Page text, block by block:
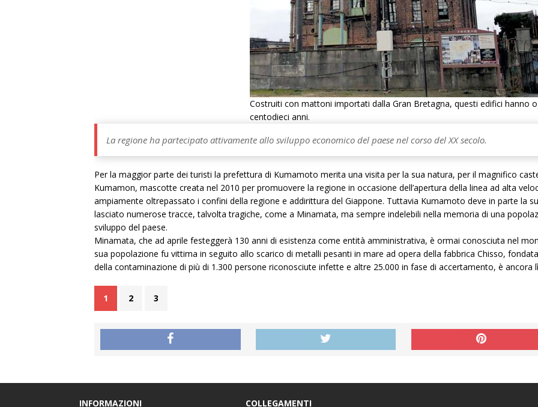
Costruiti con mattoni importati dalla Gran Bretagna, questi edifici hanno
centodieci anni.
La regione ha partecipato attivamente allo sviluppo economico del paese nel corso del XX secolo.
Per la maggior parte dei turisti la prefettura di Kumamoto merita una visita per la sua natura, per il magnifico
Kumamon, mascotte creata nel 2010 per promuovere la regione in occasione dell’apertura della linea ad alta
ampiamente oltrepassato i confini della regione e addirittura del Giappone. Tuttavia Kumamoto deve in parte la
lasciato numerose tracce, talvolta tragiche, come a Minamata, ma sempre indelebili nella memoria di una
sviluppo del paese.
Minamata, che ad aprile festeggerà 130 anni di esistenza come entità amministrativa, è ormai conosciuta nel
sua popolazione fu vittima in seguito allo scarico di metalli pesanti in mare ad opera della fabbrica Chisso,
della contaminazione di più di 1.300 persone riconosciute infette e altre 25.000 in fase di accertamento, è
1 2 3
INFORMAZIONI COLLEGAMENTI